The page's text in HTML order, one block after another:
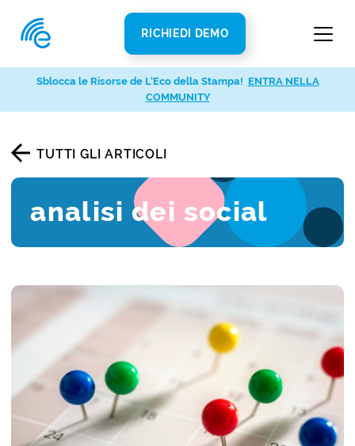
RICHIEDI DEMO
TUTTI GLI ARTICOLI
analisi dei social
Sblocca le Risorse de L’Eco della Stampa! ENTRA NELLA
COMMUNITY